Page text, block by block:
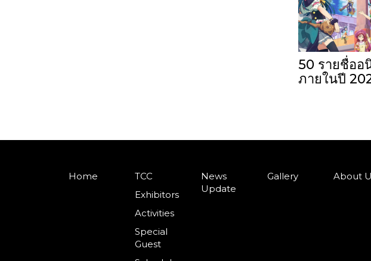
50 รายชื่ออ
ภายในปี
Home
TCC
Exhibitors
Activities
Special
Guest
News
Update
Gallery About